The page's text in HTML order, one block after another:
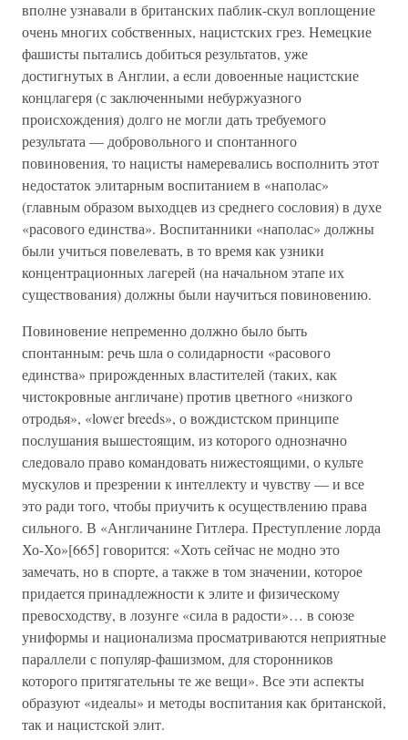
вполне узнавали в британских паблик-скул воплощение
очень многих собственных, нацистских грез. Немецкие
фашисты пытались добиться результатов, уже
достигнутых в Англии, а если довоенные нацистские
концлагеря (с заключенными небуржуазного
происхождения) долго не могли дать требуемого
результата — добровольного и спонтанного
повиновения, то нацисты намеревались восполнить этот
недостаток элитарным воспитанием в «наполас»
(главным образом выходцев из среднего сословия) в духе
«расового единства». Воспитанники «наполас» должны
были учиться повелевать, в то время как узники
концентрационных лагерей (на начальном этапе их
существования) должны были научиться повиновению.
Повиновение непременно должно было быть
спонтанным: речь шла о солидарности «расового
единства» прирожденных властителей (таких, как
чистокровные англичане) против цветного «низкого
отродья», «lower breeds», о вождистском принципе
послушания вышестоящим, из которого однозначно
следовало право командовать нижестоящими, о культе
мускулов и презрении к интеллекту и чувству — и все
это ради того, чтобы приучить к осуществлению права
сильного. В «Англичанине Гитлера. Преступление лорда
Хо-Хо»[665] говорится: «Хоть сейчас не модно это
замечать, но в спорте, а также в том значении, которое
придается принадлежности к элите и физическому
превосходству, в лозунге «сила в радости»… в союзе
униформы и национализма просматриваются неприятные
параллели с популяр-фашизмом, для сторонников
которого притягательны те же вещи». Все эти аспекты
образуют «идеалы» и методы воспитания как британской,
так и нацистской элит.